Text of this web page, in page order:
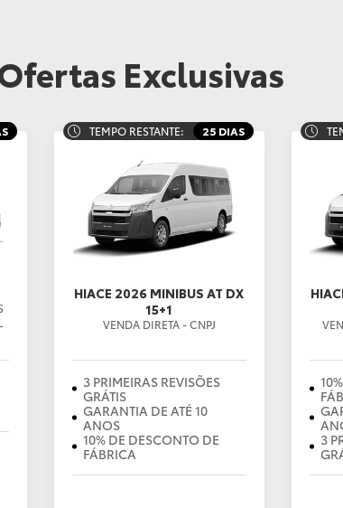
Exclusivas
TEMPO RESTANTE: 25 DIAS
HIACE 2026 MINIBUS AT DX
15+1
VENDA DIRETA - CNPJ
3 PRIMEIRAS REVISÕES
GRÁTIS
GARANTIA DE ATÉ 10
ANOS
10% DE DESCONTO DE
FÁBRICA
3